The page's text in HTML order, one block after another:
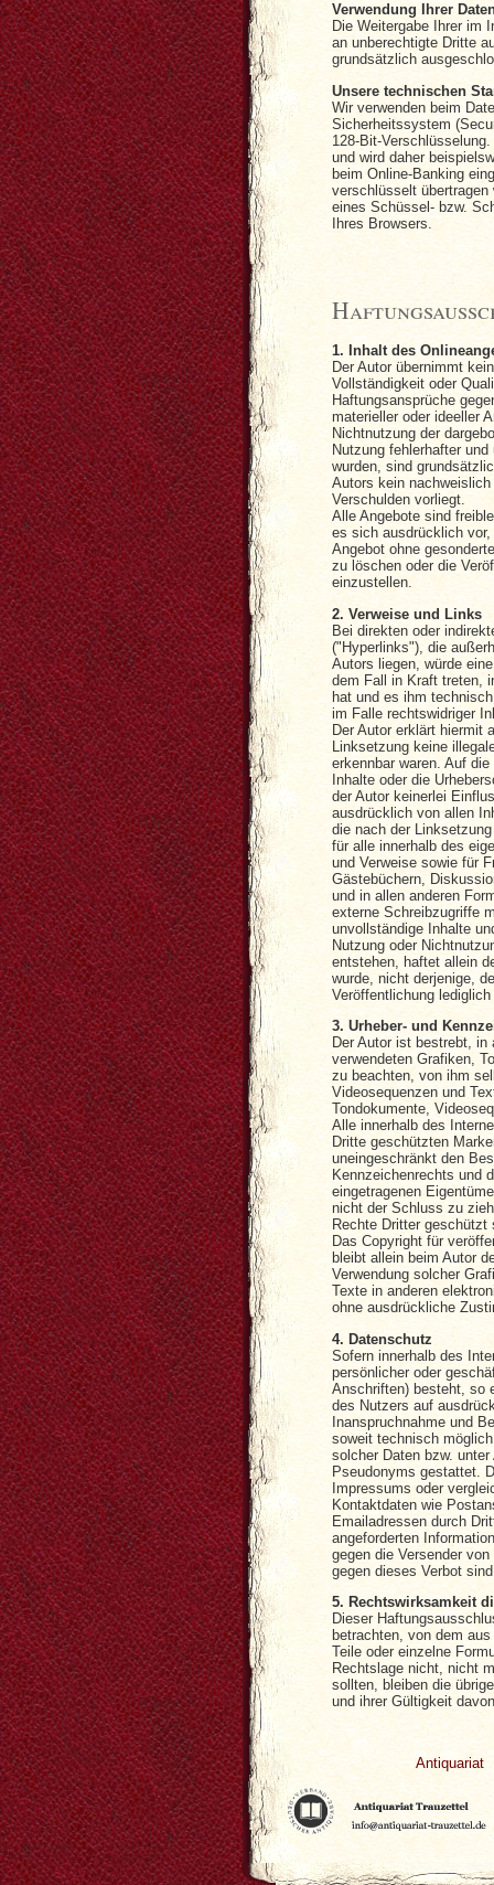
Verwendung Ihrer
Die Weitergabe Ihrer im
an unberechtigte Dritte
grundsätzlich
Unsere technischen
Wir verwenden beim
Sicherheitssystem
128-Bit-
und wird daher
beim Online-Banking
verschlüsselt übertragen
eines Schüssel- bzw.
Ihres Browsers.
1. Inhalt des
Der Autor übernimmt
Vollständigkeit oder
Haftungsansprüche
materieller oder ideeller
Nichtnutzung der
Nutzung fehlerhafter
wurden, sind
Autors kein
Verschulden vorliegt.
Alle Angebote sind
es sich ausdrücklich
Angebot ohne
zu löschen oder die
einzustellen.
2. Verweise und Links
Bei direkten oder
("Hyperlinks"), die
Autors liegen, würde
dem Fall in Kraft treten,
hat und es ihm
im Falle rechtswidriger
Der Autor erklärt hiermit
Linksetzung keine
erkennbar waren. Auf
Inhalte oder die
der Autor keinerlei
ausdrücklich von allen
die nach der
für alle innerhalb des
und Verweise sowie für
Gästebüchern,
und in allen anderen
externe Schreibzugriffe
unvollständige Inhalte
Nutzung oder
entstehen, haftet allein
wurde, nicht derjenige,
Veröffentlichung
3. Urheber- und
Der Autor ist bestrebt, in
verwendeten Grafiken,
zu beachten, von ihm
Videosequenzen und
Tondokumente,
Alle innerhalb des
Dritte geschützten
uneingeschränkt den
Kennzeichenrechts und
eingetragenen
nicht der Schluss zu
Rechte Dritter geschützt
Das Copyright für
bleibt allein beim Autor
Verwendung solcher
Texte in anderen
ohne ausdrückliche
4. Datenschutz
Sofern innerhalb des
persönlicher oder
Anschriften) besteht, so
des Nutzers auf
Inanspruchnahme und
soweit technisch
solcher Daten bzw.
Pseudonyms gestattet.
Impressums oder
Kontaktdaten wie
Emailadressen durch
angeforderten
gegen die Versender
gegen dieses Verbot
5. Rechtswirksamkeit
Dieser
betrachten, von dem
Teile oder einzelne
Rechtslage nicht, nicht
sollten, bleiben die
und ihrer Gültigkeit
Antiquariat